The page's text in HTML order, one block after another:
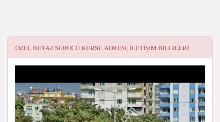
ÖZEL BEYAZ SÜRÜCÜ KURSUADRESI, ILETIŞIM BILGILERI